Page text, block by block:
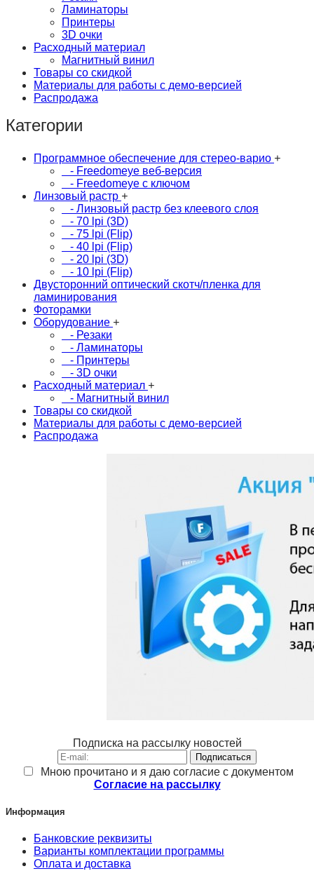
Ламинаторы
Принтеры
3D очки
Расходный материал
Магнитный винил
Товары со скидкой
Материалы для работы с демо-версией
Распродажа
Категории
Программное обеспечение для стерео-варио +
- Freedomeye веб-версия
- Freedomeye с ключом
Линзовый растр +
- Линзовый растр без клеевого слоя
- 70 lpi (3D)
- 75 lpi (Flip)
- 40 lpi (Flip)
- 20 lpi (3D)
- 10 lpi (Flip)
Двусторонний оптический скотч/пленка для
ламинирования
Фоторамки
Оборудование +
- Резаки
- Ламинаторы
- Принтеры
- 3D очки
Расходный материал +
- Магнитный винил
Товары со скидкой
Материалы для работы с демо-версией
Распродажа
Подписка на рассылку новостей
Подписаться
Мною прочитано и я даю согласие с документом
Согласие на рассылку
Информация
Банковские реквизиты
Варианты комплектации программы
Оплата и доставка